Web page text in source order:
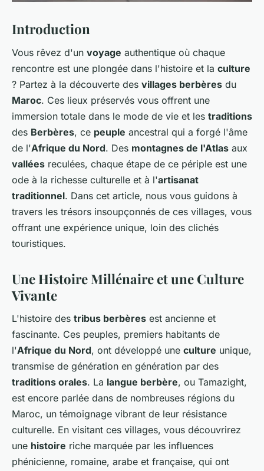
Introduction
Vous rêvez d'un voyage authentique où chaque
rencontre est une plongée dans l'histoire et la culture
? Partez à la découverte des villages berbères du
Maroc. Ces lieux préservés vous offrent une
immersion totale dans le mode de vie et les traditions
des Berbères, ce peuple ancestral qui a forgé l'âme
de l'Afrique du Nord. Des montagnes de l'Atlas aux
vallées reculées, chaque étape de ce périple est une
ode à la richesse culturelle et à l'artisanat
traditionnel. Dans cet article, nous vous guidons à
travers les trésors insoupçonnés de ces villages, vous
offrant une expérience unique, loin des clichés
touristiques.
Une Histoire Millénaire et une Culture
Vivante
L'histoire des tribus berbères est ancienne et
fascinante. Ces peuples, premiers habitants de
l'Afrique du Nord, ont développé une culture unique,
transmise de génération en génération par des
traditions orales. La langue berbère, ou Tamazight,
est encore parlée dans de nombreuses régions du
Maroc, un témoignage vibrant de leur résistance
culturelle. En visitant ces villages, vous découvrirez
une histoire riche marquée par les influences
phénicienne, romaine, arabe et française, qui ont